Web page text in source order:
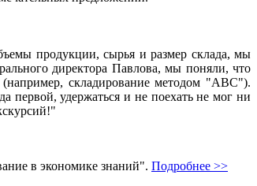
продукции, сырья и размер склада, мы
директора Павлова, мы поняли, что
складирование методом "ABC").
первой, удержаться и не поехать не мог ни
в экономике знаний". Подробнее >>